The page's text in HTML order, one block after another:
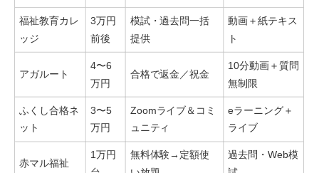
福祉教育カレ
ッジ
3万円
前後
模試・過去問一括
提供
動画＋紙テキス
ト
アガルート
4〜6
万円
合格で返金／祝金
10分動画＋質問
無制限
ふくし合格ネ
ット
3〜5
万円
Zoomライブ＆コミ
ュニティ
eラーニング＋
ライブ
赤マル福祉
1万円
無料体験→定額使
過去問・Web模